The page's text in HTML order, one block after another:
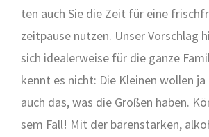
ten auch Sie die Zeit für eine
zeit­pau­se nut­zen. Unser Vor­schlag
sich idea­ler­wei­se für die gan­ze
kennt es nicht: Die Klei­nen wol­len
auch das, was die Gro­ßen haben.
sem Fall! Mit der bären­star­ken,